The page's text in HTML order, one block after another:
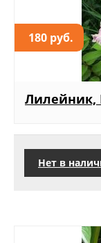
180 руб.
Лилейник,
Нет в